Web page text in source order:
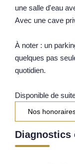
une salle d'eau
Avec une cave
À noter : un
quelques pas
quotidien.
Disponible de
Nos
Diagnostics